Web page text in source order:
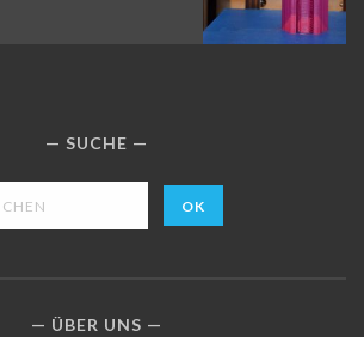
SUCHE
ÜBER UNS